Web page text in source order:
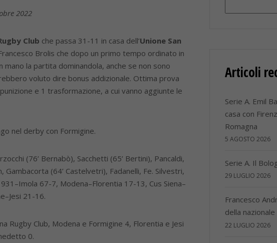
2022
Club che passa 31-11 in casa dell’Unione San
Brolis che dopo un primo tempo ordinato in
la partita dominandola, anche se non sono
voluto dire bonus addizionale. Ottima prova
e 1 trasformazione, a cui vanno aggiunte le
nel derby con Formigine.
(76’ Bernabò), Sacchetti (65’ Bertini), Pancaldi,
Gambacorta (64’ Castelvetri), Fadanelli, Fe. Silvestri,
67-7, Modena–Florentia 17-13, Cus Siena–
21-16.
Rugby Club, Modena e Formigine 4, Florentia e Jesi
0.
Articoli
Serie A. Emil
casa con
Romagna
5 AGOSTO 2026
Serie A. Il
29 LUGLIO 2026
Francesco
della
22 LUGLIO 2026